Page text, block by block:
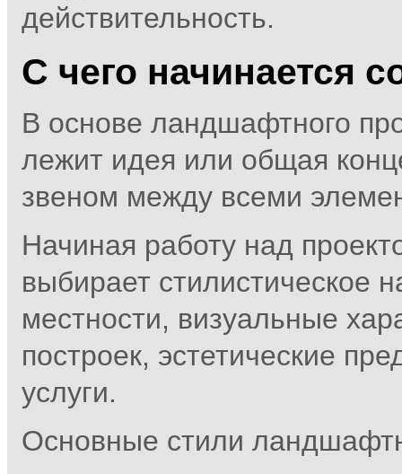
действительность.
С чего начинается
В основе ландшафтного
лежит идея или общая
звеном между всеми
Начиная работу над
выбирает стилистическое
местности, визуальные
построек, эстетические
услуги.
Основные стили